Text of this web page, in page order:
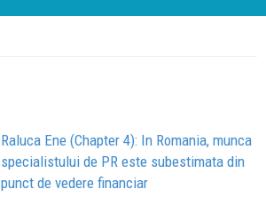
Raluca Ene (Chapter 4): In Romania, munca
specialistului de PR este subestimata din
punct de vedere financiar